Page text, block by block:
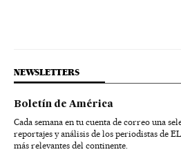
NEWSLETTERS
Boletín de América
Cada semana en tu cuenta de correo una
reportajes y análisis de los periodistas de
más relevantes del continente.